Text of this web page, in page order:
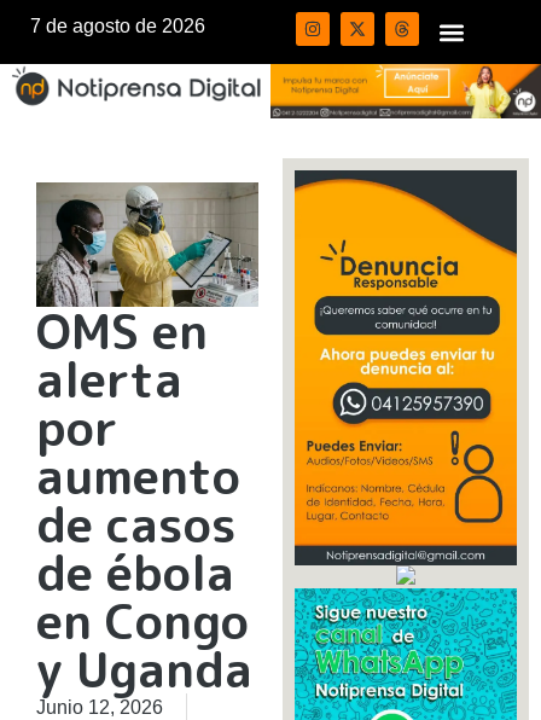
7 de agosto de 2026
OMS en
alerta
por
aumento
de casos
de ébola
en Congo
y Uganda
Junio 12, 2026